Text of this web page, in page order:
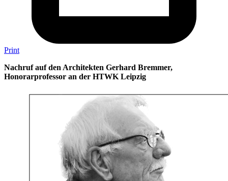
Print
Nachruf auf den Architekten Gerhard Bremmer,
Honorarprofessor an der HTWK Leipzig